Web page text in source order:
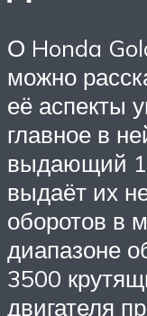
О Honda
можно
её аспекты
главное в
выдающий
выдаёт их
оборотов в
диапазоне
3500
двигателя